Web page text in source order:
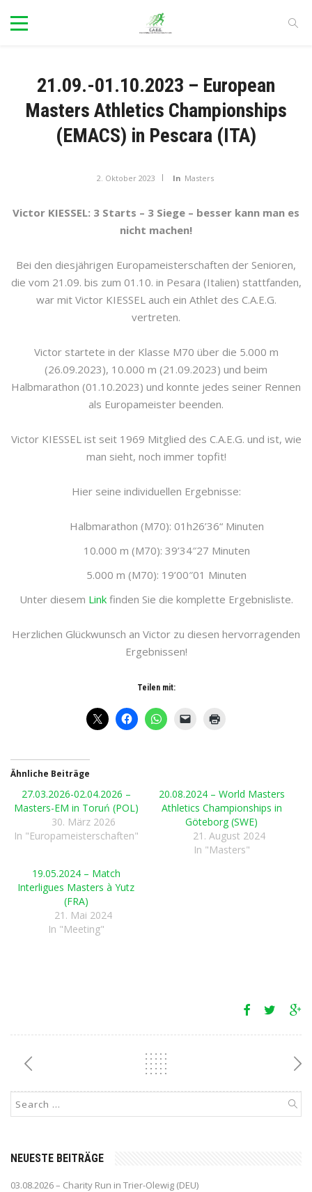
21.09.-01.10.2023 – European
Masters Athletics Championships
(EMACS) in Pescara (ITA)
2. Oktober 2023 In Masters
Victor KIESSEL: 3 Starts – 3 Siege – besser kann man es
nicht machen!
Bei den diesjährigen Europameisterschaften der Senioren,
die vom 21.09. bis zum 01.10. in Pesara (Italien) stattfanden,
war mit Victor KIESSEL auch ein Athlet des C.A.E.G.
vertreten.
Victor startete in der Klasse M70 über die 5.000 m
(26.09.2023), 10.000 m (21.09.2023) und beim
Halbmarathon (01.10.2023) und konnte jedes seiner Rennen
als Europameister beenden.
Victor KIESSEL ist seit 1969 Mitglied des C.A.E.G. und ist, wie
man sieht, noch immer topfit!
Hier seine individuellen Ergebnisse:
Halbmarathon (M70): 01h26’36“ Minuten
10.000 m (M70): 39’34″27 Minuten
5.000 m (M70): 19’00″01 Minuten
Unter diesem Linkfinden Sie die komplette Ergebnisliste.
Herzlichen Glückwunsch an Victor zu diesen hervorragenden
Ergebnissen!
Teilen mit:
Ähnliche Beiträge
27.03.2026-02.04.2026 –
Masters-EM in Toruń (POL)
30. März 2026
In "Europameisterschaften"
20.08.2024 – World Masters
Athletics Championships in
Göteborg (SWE)
21. August 2024
In "Masters"
19.05.2024 – Match
Interligues Masters à Yutz
(FRA)
21. Mai 2024
In "Meeting"
NEUESTE BEITRÄGE
03.08.2026 – Charity Run in Trier-Olewig (DEU)